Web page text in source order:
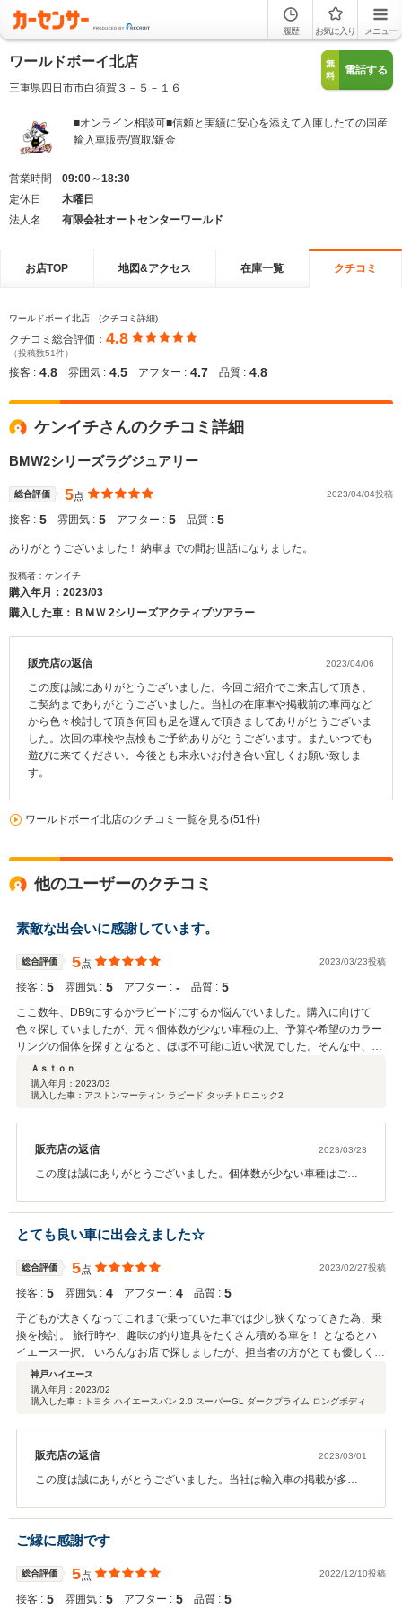
履歴 お気に入り メニュー
ワールドボーイ北店
三重県四日市市白須賀３－５－１６
無
料
電話する
■オンライン相談可■信頼と実績に安心を添えて入庫したての国産
輸入車販売/買取/鈑金
営業時間
09:00～18:30
定休日
木曜日
法人名
有限会社オートセンターワールド
お店TOP 地図&アクセス 在庫一覧 クチコミ
ワールドボーイ北店 (クチコミ詳細)
クチコミ総合評価： 4.8
（投稿数51件）
接客 : 4.8 雰囲気 : 4.5 アフター : 4.7 品質 : 4.8
ケンイチさんのクチコミ詳細
BMW2シリーズラグジュアリー
総合評価 5点 2023/04/04投稿
接客 : 5 雰囲気 : 5 アフター : 5 品質 : 5
ありがとうございました！ 納車までの間お世話になりました。
投稿者：ケンイチ
購入年月： 2023/03
購入した車：ＢＭＷ 2シリーズアクティブツアラー
販売店の返信 2023/04/06
この度は誠にありがとうございました。今回ご紹介でご来店して頂き、
ご契約までありがとうございました。当社の在庫車や掲載前の車両など
から色々検討して頂き何回も足を運んで頂きましてありがとうございま
した。次回の車検や点検もご予約ありがとうございます。またいつでも
遊びに来てください。今後とも末永いお付き合い宜しくお願い致しま
す。
ワールドボーイ北店のクチコミ一覧を見る(51件)
他のユーザーのクチコミ
素敵な出会いに感謝しています。
総合評価 5点 2023/03/23投稿
接客 : 5 雰囲気 : 5 アフター : ‐ 品質 : 5
ここ数年、DB9にするかラピードにするか悩んでいました。購入に向けて
色々探していましたが、元々個体数が少ない車種の上、予算や希望のカラー
リングの個体を探すとなると、ほぼ不可能に近い状況でした。そんな中、ワ
ールドボーイ北店さんで理想のカラーリングのラピードを見つけた時は驚き
ました。また、価格についても予算イメージに合致したこともあり、購入を
決断しました。 この手の車を所有するのは初めてなこともあり、ディーラー
た。社長はとても気さくな方で話しやすく、こちらの心配事を吸い出してい
ただき、丁寧に対応いただきました。お店でわからないことは適当な説明を
するのではなく、ディーラーに確認した上で返答を頂きましたので安心して
任せられると思いました。また、お店が比較的家から近いこともあり、何度
か通わせてもらいましたが、スタッフの方々も丁寧に対応いただき、とても
好感が持てました。 納車前の整備では、この部品を交換して欲しいなど、こ
また。 アフターサービスについてはこれからなので「不明」とさせていただ
きましたが、今後車検対応も含めてワールドボーイ北店さんにお世話になる
かと思いますので、よろしくお願い致します。
Ａｓｔｏｎ
購入年月： 2023/03
購入した車：アストンマーティン ラピード タッチトロニック2
販売店の返信 2023/03/23
この度は誠にありがとうございました。個体数が少ない車種はご希
ンマーティンのディーラー様ともお付き合いさせて頂いていますの
で、ご納車前から連絡取りあって納車後もご安心してお乗り頂ける
よう進めさせて頂きました。 当社のカーセンサー掲載車両は希少な
お車も多いので関東や関西のお客様への販売が多いのですが、今
回、地元の方という事もありアフターサービスなど、これから長く
乗って頂けるようしっかり対応させて頂きます。 ご納車前から定期
的に足を運んでいただき色々と確認して頂いていましたのでこれか
大事に乗って頂けるんだなとスタッフ一同嬉しい気持ちにもなりま
した。 お近くですのでまたいつでも気軽に寄って頂きお話などでき
ればと思います。これからも末永いお付き合い宜しくお願い致しま
す。
とても良い車に出会えました☆
総合評価 5点 2023/02/27投稿
接客 : 5 雰囲気 : 4 アフター : 4 品質 : 5
子どもが大きくなってこれまで乗っていた車では少し狭くなってきた為、乗
換を検討。 旅行時や、趣味の釣り道具をたくさん積める車を！ となるとハ
イエース一択。 いろんなお店で探しましたが、担当者の方がとても優しく丁
寧に対応頂いたワールドボーイさんで購入させて頂きました。 現車確認せず
の購入でしたが、不安点を全て解消して頂き安心して話が進みました。 納車
時もこちらの都合に合わせて頂き感謝です。 ありがとうございました。
神戸ハイエース
購入年月： 2023/02
購入した車：トヨタ ハイエースバン 2.0 スーパーGL ダークプライム ロングボディ
販売店の返信 2023/03/01
この度は誠にありがとうございました。当社は輸入車の掲載が多い
ています。 数あるお車の中から当社のハイエースを選んで頂き誠
にありがとうございました。 遠方でしたので写真やお電話で何回
か打ち合わせさせてもらいスムーズにご納車までご対応ありがとう
ございました。 ご連絡とらさせて頂いている中で神戸ハイエース様
のこれからハイエースをお乗りになられる情熱やお気持ちが伝わり
ご縁に感謝です
総合評価 5点 2022/12/10投稿
接客 : 5 雰囲気 : 5 アフター : 5 品質 : 5